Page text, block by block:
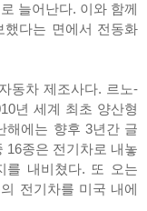
늘어난다. 이와 함께
다는 면에서 전동화
동차 제조사다. 르노-
년 세계 최초 양산형
해에는 향후 3년간 글
16종은 전기차로 내놓
를 내비쳤다. 또 오는
전기차를 미국 내에